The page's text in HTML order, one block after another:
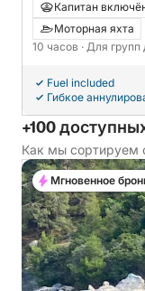
Капитан
Моторная яхта
10 часов · Для групп
Fuel included
Гибкое
+100
Как мы сортируем
Мгновенное